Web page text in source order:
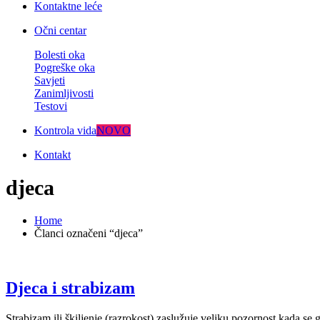
Kontaktne leće
Očni centar
Bolesti oka
Pogreške oka
Savjeti
Zanimljivosti
Testovi
Kontrola vidaNOVO
Kontakt
djeca
Home
Članci označeni “djeca”
Djeca i strabizam